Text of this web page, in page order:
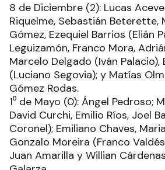
8 de Diciembre (2): Lucas
Riquelme, Sebastián Beterette,
Gómez, Ezequiel Barrios (Elián
Leguizamón, Franco Mora,
Marcelo Delgado (Iván Palacio),
(Luciano Segovia); y Matías
Gómez Rodas.
1⁰ de Mayo (0): Ángel Pedroso;
David Curchi, Emilio Ríos, Joel
Coronel); Emiliano Chaves,
Gonzalo Moreira (Franco
Juan Amarilla y Willian